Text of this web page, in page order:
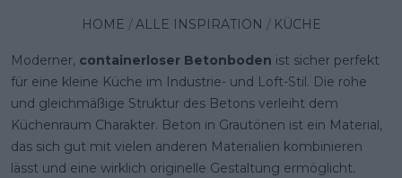
HOME ALLE INSPIRATION KÜCHE
Moderner, containerloser Betonboden ist sicher perfekt
für eine kleine Küche im Industrie- und Loft-Stil. Die rohe
und gleichmäßige Struktur des Betons verleiht dem
Küchenraum Charakter. Beton in Grautönen ist ein Material,
das sich gut mit vielen anderen Materialien kombinieren
lässt und eine wirklich originelle Gestaltung ermöglicht.